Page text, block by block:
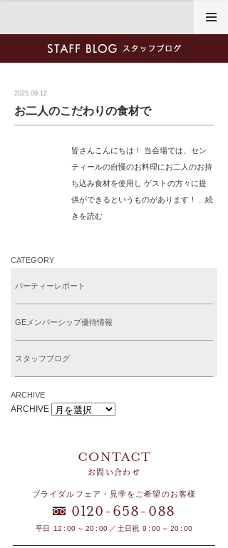
2025.09.12
お二人のこだわりの食材で
皆さんこんにちは！ 当会場では、セン
ティールの自慢のお料理にお二人のお持
ち込み食材を使用し ゲストの方々に提
供ができるというものがあります！ ...続
きを読む
CATEGORY
パーティーレポート
GEメンバーシップ優待情報
スタッフブログ
ARCHIVE
ARCHIVE
お問い合わせ
ブライダルフェア・見学をご希望のお客様
0120 -658- 088
平日 12 : 00 ～ 20 : 00 ／ 土日祝 9 : 00 ～ 20 : 00